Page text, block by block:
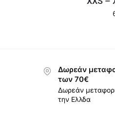
Δωρεάν
των 70€
Δωρεάν
την Ελλδα